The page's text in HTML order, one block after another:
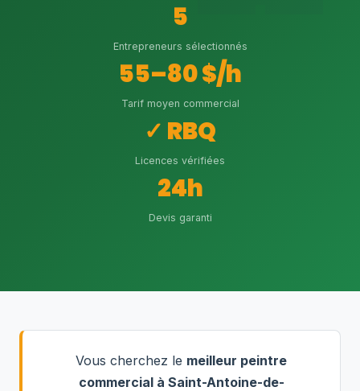
5
Entrepreneurs sélectionnés
55–80 $/h
Tarif moyen commercial
✓ RBQ
Licences vérifiées
24h
Devis garanti
Vous cherchez le meilleur peintre
commercial à Saint-Antoine-de-